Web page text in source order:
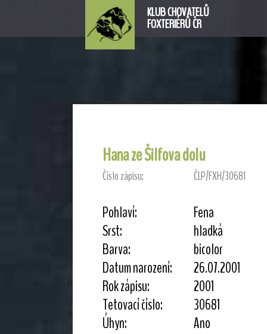
KLUB CHOVATELŮ
FOXTERIÉRŮ ČR
Hana ze Šilfova dolu
Číslo zápisu: ČLP/FXH/30681
Pohlaví:
Fena
Srst:
hladká
Barva:
bicolor
Datum narození:
26.07.2001
Rok zápisu:
2001
Tetovací číslo:
30681
Úhyn:
Ano